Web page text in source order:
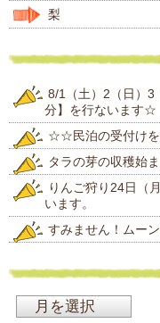
梨
8/1（土）2（日）3
分】を行ないます☆
☆☆民泊の受付け
タラの芽の収穫始
りんご狩り24日（
います。
すみません！ムー